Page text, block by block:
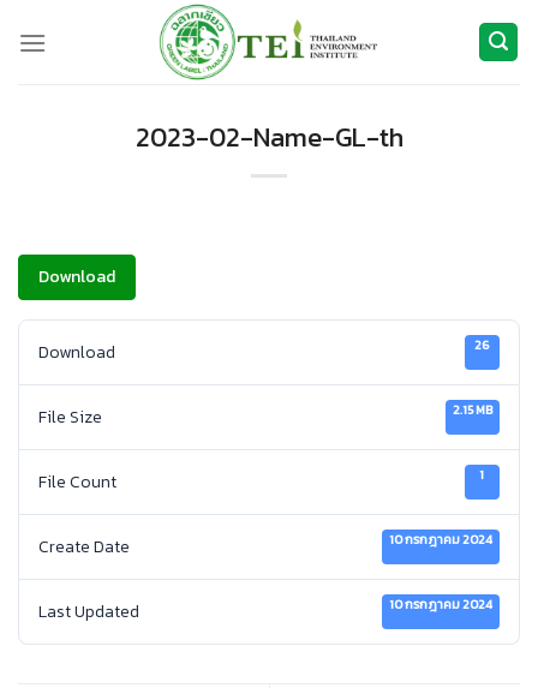
2023-02-Name-GL-th
Download
Download 26
File Size 2.15 MB
File Count 1
Create Date 10 กรกฎาคม 2024
Last Updated 10 กรกฎาคม 2024